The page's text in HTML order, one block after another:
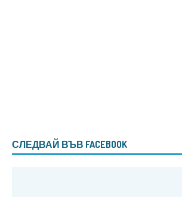
СЛЕДВАЙ ВЪВ FACEBOOK